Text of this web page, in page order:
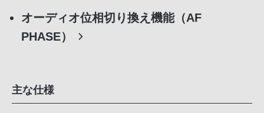
オーディオ位相切り換え機能（AF
PHASE）
主な仕様